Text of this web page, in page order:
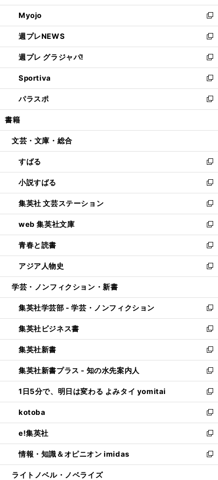
開
く
ウ
で
開
く
ン
ド
ウ
で
開
く
ウ
ィ
ン
ド
ウ
で
開
く
Myojo
新
し
い
ウ
ィ
ン
ド
ウ
で
開
週プレNEWS
新
し
い
ウ
ィ
ン
ド
ウ
開
週プレ グラジャパ!
新
し
い
ウ
ィ
ン
ウ
開
く
Sportiva
新
し
い
ウ
ン
ウ
で
開
く
パラスポ
新
し
ウ
ン
ド
ウ
で
開
く
書籍
文芸・文庫・総合
すばる
新
し
い
ウ
ィ
ン
ド
ウ
で
開
く
小説すばる
新
し
い
ウ
ィ
ン
ド
ウ
で
開
集英社 文芸ステーション
新
し
い
ウ
ィ
ン
ド
ウ
開
く
web 集英社文庫
新
し
い
ウ
ィ
ン
ウ
で
開
く
青春と読書
新
し
い
ウ
ン
ド
ウ
で
開
く
アジア人物史
新
し
ウ
ィ
ン
ド
ウ
で
開
く
学芸・ノンフィクション・新書
集英社学芸部 - 学芸・ノンフィクション
新
し
い
ウ
ィ
ン
ド
ウ
で
開
く
集英社ビジネス書
新
し
い
ウ
ィ
ン
ド
ウ
で
開
く
集英社新書
新
し
い
ウ
ィ
ン
ド
ウ
で
開
く
集英社新書プラス - 知の水先案内人
新
し
い
ウ
ィ
ン
ド
ウ
で
開
1日5分で、明日は変わる よみタイ yomitai
新
し
い
ウ
ィ
ン
ド
ウ
kotoba
新
し
い
ウ
ィ
ン
e!集英社
新
し
い
ウ
情報・知識＆オピニオン imidas
新
し
ライトノベル・ノベライズ